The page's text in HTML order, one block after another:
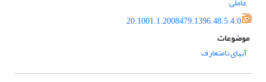
20.1001.1.2008479.1396.48.5.4.0
موضوعات
آبهای نامتعارف